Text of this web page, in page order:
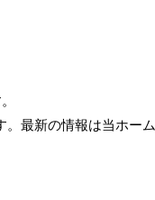
最新の情報は当ホー